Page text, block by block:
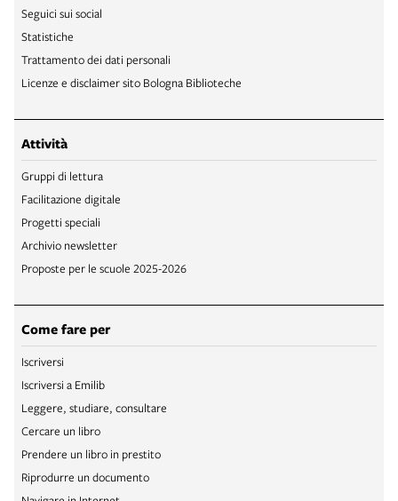
Seguici sui social
Statistiche
Trattamento dei dati personali
Licenze e disclaimer sito Bologna Biblioteche
Attività
Gruppi di lettura
Facilitazione digitale
Progetti speciali
Archivio newsletter
Proposte per le scuole 2025-2026
Come fare per
Iscriversi
Iscriversi a Emilib
Leggere, studiare, consultare
Cercare un libro
Prendere un libro in prestito
Riprodurre un documento